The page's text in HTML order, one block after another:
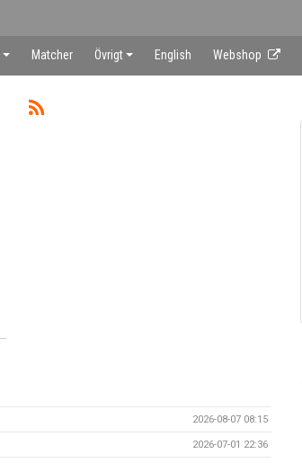
Matcher Övrigt English Webshop
2026-08-07 08:15
2026-07-01 22:36